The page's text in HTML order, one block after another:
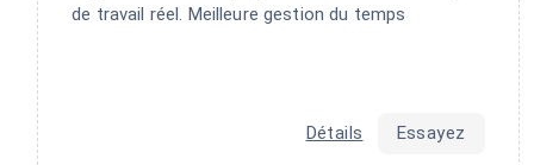
de travail réel. Meilleure gestion du temps
Détails Essayez